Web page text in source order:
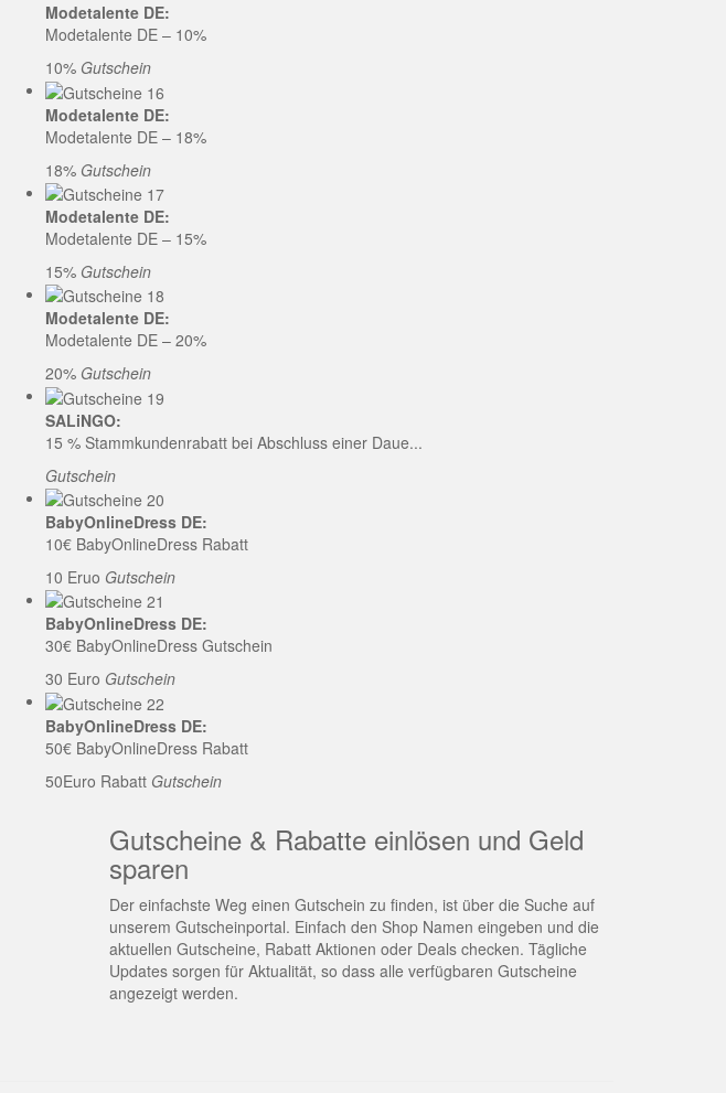
Modetalente DE:
Modetalente DE – 10%
10% Gutschein
Modetalente DE:
Modetalente DE – 18%
18% Gutschein
Modetalente DE:
Modetalente DE – 15%
15% Gutschein
Modetalente DE:
Modetalente DE – 20%
20% Gutschein
SALiNGO:
15 % Stammkundenrabatt bei Abschluss einer Daue...
Gutschein
BabyOnlineDress DE:
10€ BabyOnlineDress Rabatt
10 Eruo Gutschein
BabyOnlineDress DE:
30€ BabyOnlineDress Gutschein
30 Euro Gutschein
BabyOnlineDress DE:
50€ BabyOnlineDress Rabatt
50Euro Rabatt Gutschein
Gutscheine & Rabatte einlösen und Geld
sparen
Der einfachste Weg einen Gutschein zu finden, ist über die Suche auf
unserem Gutscheinportal. Einfach den Shop Namen eingeben und die
aktuellen Gutscheine, Rabatt Aktionen oder Deals checken. Tägliche
Updates sorgen für Aktualität, so dass alle verfügbaren Gutscheine
angezeigt werden.